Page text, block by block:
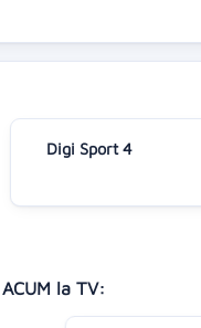
Digi Sport 4
la TV: